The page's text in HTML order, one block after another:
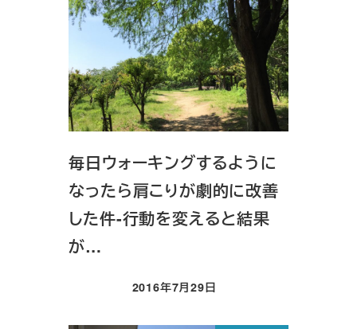
毎日ウォーキングするように
なったら肩こりが劇的に改善
した件-行動を変えると結果
が…
投稿日
2016年7月29日